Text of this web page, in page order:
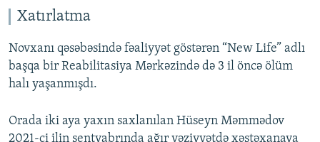
Xatırlatma
Novxanı qəsəbəsində fəaliyyət göstərən “New Life” adlı
başqa bir Reabilitasiya Mərkəzində də 3 il öncə ölüm
halı yaşanmışdı.
Orada iki aya yaxın saxlanılan Hüseyn Məmmədov
2021-ci ilin sentyabrında ağır vəziyyətdə xəstəxanaya